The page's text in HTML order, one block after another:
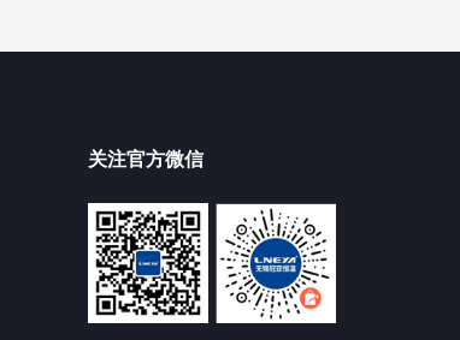
关注官方微信